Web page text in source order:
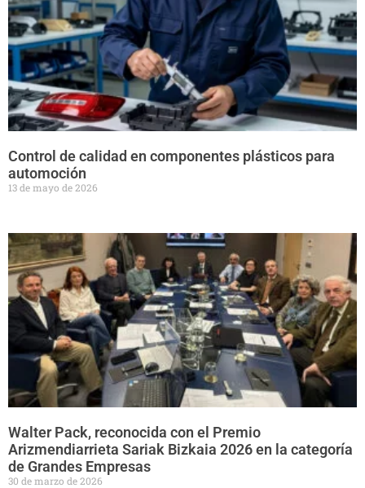
Control de calidad en componentes plásticos para
automoción
13 de mayo de 2026
Walter Pack, reconocida con el Premio
Arizmendiarrieta Sariak Bizkaia 2026 en la categoría
de Grandes Empresas
30 de marzo de 2026